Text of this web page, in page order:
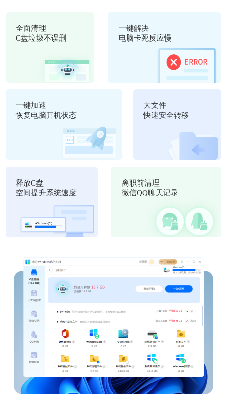
全面清理
C盘垃圾不误删
一键解决
电脑卡死反应慢
一键加速
恢复电脑开机状态
大文件
快速安全转移
释放C盘
空间提升系统速度
离职前清理
微信QQ聊天记录